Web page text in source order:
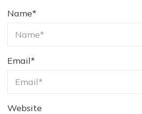
Name*
Email*
Website